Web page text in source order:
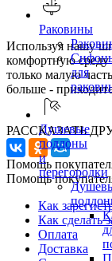
Раковины
для
Душевые
поддоны
и
перегородки
Используя нашу
комфортную среду
только малую
больше -
РАССКАЗАТЬ
Помощь
Помощь
Как
Как сделать
Оплата
Доставка